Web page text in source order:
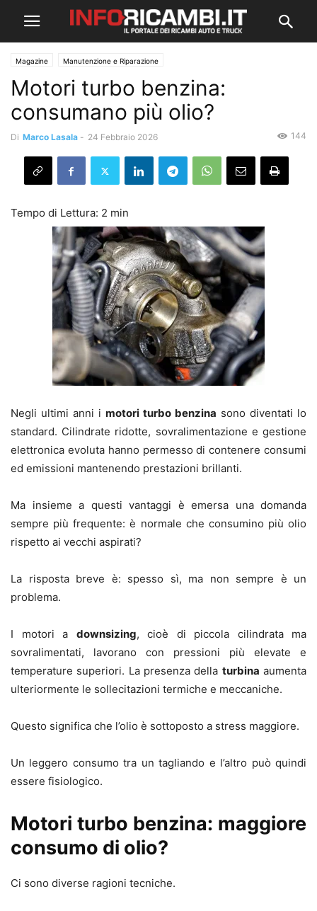
Magazine Manutenzione e Riparazione
Motori turbo benzina:
consumano più olio?
Di Marco Lasala - 24 Febbraio 2026 144
Negli ultimi anni i motori turbo benzina sono diventati lo
standard. Cilindrate ridotte, sovralimentazione e gestione
elettronica evoluta hanno permesso di contenere consumi
ed emissioni mantenendo prestazioni brillanti.
Ma insieme a questi vantaggi è emersa una domanda
sempre più frequente: è normale che consumino più olio
rispetto ai vecchi aspirati?
La risposta breve è: spesso sì, ma non sempre è un
problema.
I motori a downsizing, cioè di piccola cilindrata ma
sovralimentati, lavorano con pressioni più elevate e
temperature superiori. La presenza della turbina aumenta
ulteriormente le sollecitazioni termiche e meccaniche.
Questo significa che l’olio è sottoposto a stress maggiore.
Un leggero consumo tra un tagliando e l’altro può quindi
essere fisiologico.
Motori turbo benzina: maggiore
consumo di olio?
Ci sono diverse ragioni tecniche.